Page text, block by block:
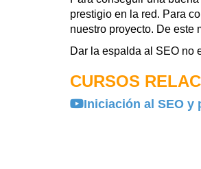
prestigio en la red. Para
nuestro proyecto. De este
Dar la espalda al SEO no
CURSOS
Iniciación al SEO y